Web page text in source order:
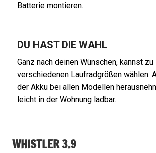
Batterie montieren.
DU HAST DIE WAHL
Ganz nach deinen Wünschen, kannst
verschiedenen Laufradgrößen wählen.
der Akku bei allen Modellen
leicht in der Wohnung ladbar.
WHISTLER 3.9